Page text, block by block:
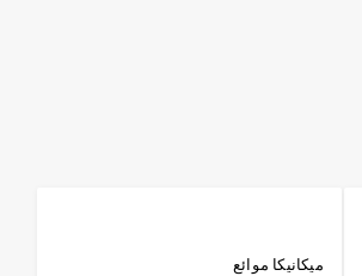
ميكانيكا موائع